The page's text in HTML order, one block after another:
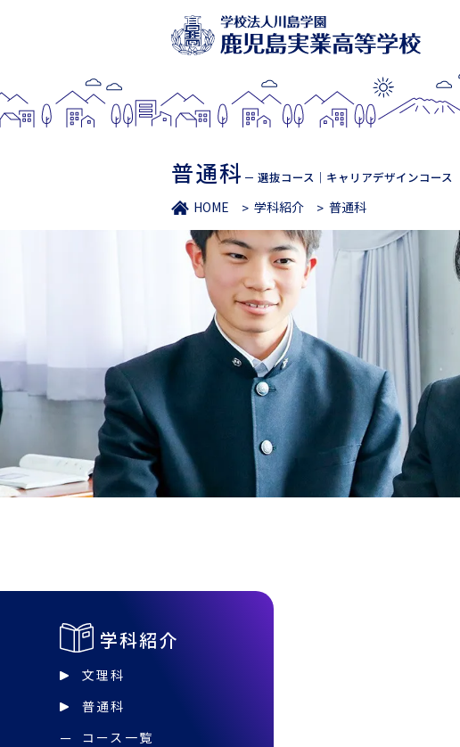
普通科 － 選抜コース｜キャリアデザインコース
HOME 学科紹介 普通科
学科紹介
文理科
普通科
コース一覧